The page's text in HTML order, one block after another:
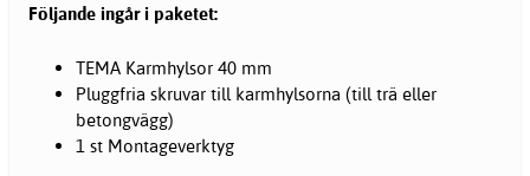
Följande ingår i paketet:
TEMA Karmhylsor 40 mm
Pluggfria skruvar till karmhylsorna (till trä eller
betongvägg)
1 st Montageverktyg